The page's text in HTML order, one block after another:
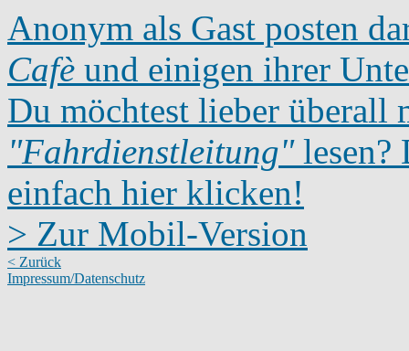
Anonym als Gast posten
Cafè und einigen ihrer
Du möchtest lieber überall
"Fahrdienstleitung"lesen?
einfach hier klicken!
> Zur Mobil-Version
< Zurück
Impressum/Datenschutz